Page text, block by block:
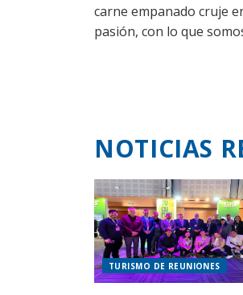
carne empanado cruje
pasión, con lo que
NOTICIAS
TURISMO DE REUNIONES